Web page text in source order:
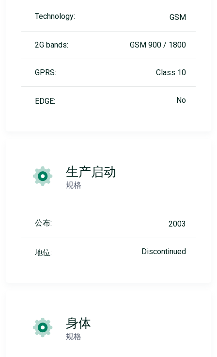
Technology: GSM
2G bands: GSM 900 / 1800
GPRS: Class 10
EDGE: No
生产启动
规格
公布: 2003
地位: Discontinued
身体
规格